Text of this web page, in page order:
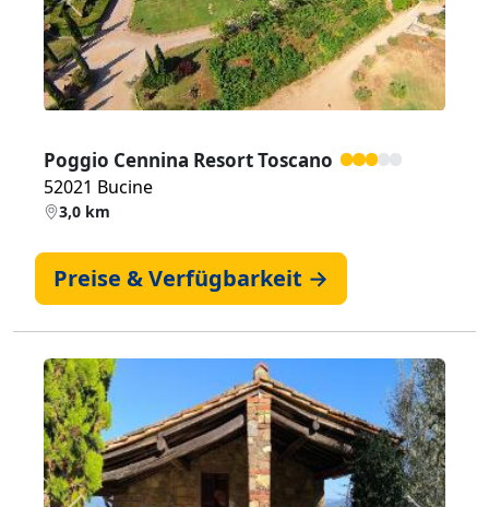
Zurück Weiter
Poggio Cennina Resort Toscano
52021 Bucine
3,0 km
Preise & Verfügbarkeit →